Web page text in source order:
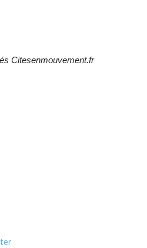
Citesenmouvement.fr